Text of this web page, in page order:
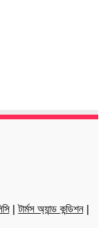
|টার্মস অ্যান্ড কন্ডিশন|